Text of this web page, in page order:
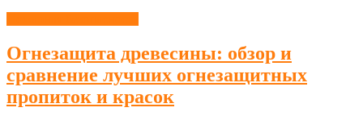
Огнезащита древесины: обзор и
сравнение лучших огнезащитных
пропиток и красок